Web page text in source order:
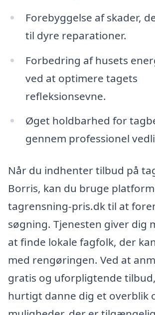
Forebyggelse af skader,
til dyre reparationer.
Forbedring af husets
ved at optimere tagets
refleksionsevne.
Øget holdbarhed for
gennem professionel
Når du indhenter tilbud på
Borris, kan du bruge
tagrensning-pris.dk til at
søgning. Tjenesten giver dig
at finde lokale fagfolk, der
med rengøringen. Ved at
gratis og uforpligtende
hurtigt danne dig et overblik